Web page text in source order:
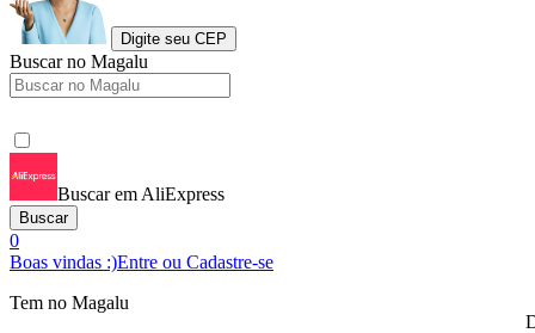
Digite seu CEP
Buscar no Magalu
Buscar em AliExpress
Buscar
0
Boas vindas :)Entre ou Cadastre-se
Tem no Magalu